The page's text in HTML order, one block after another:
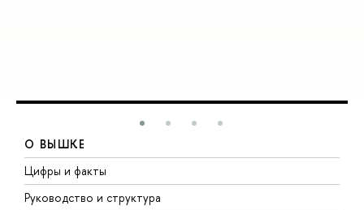
О ВЫШКЕ
Цифры и факты
Руководство и структура